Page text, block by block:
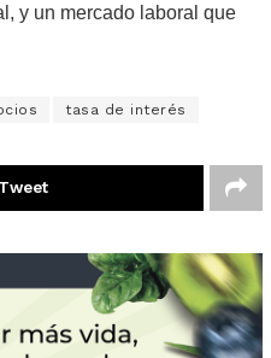
y un mercado laboral que
tasa de interés
Tweet